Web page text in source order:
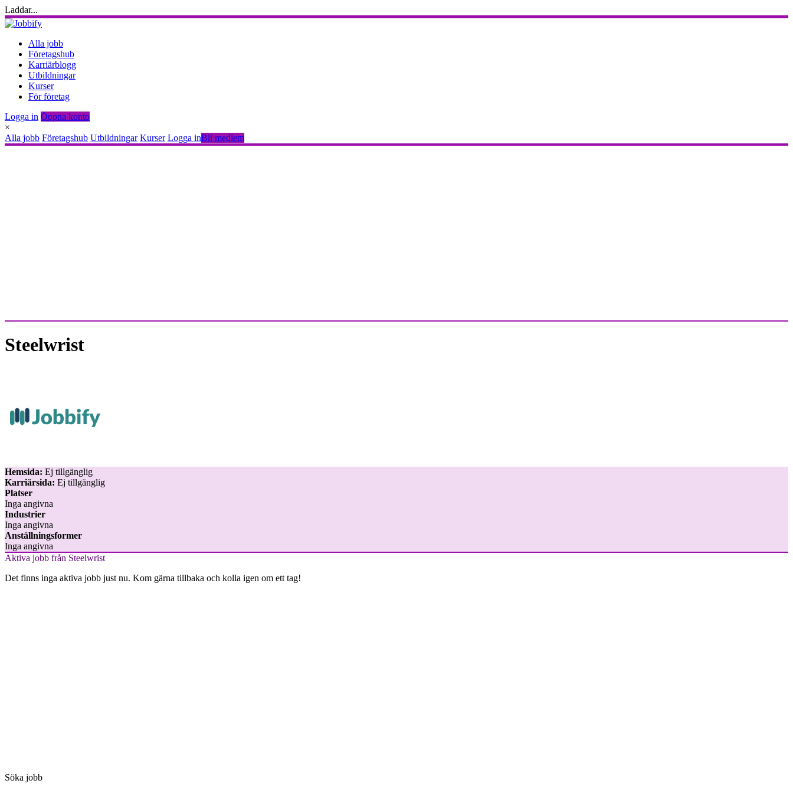
Laddar...
Alla jobb
Företagshub
Karriärblogg
Utbildningar
Kurser
För företag
Logga in Öppna konto
×
Alla jobb Företagshub Utbildningar Kurser Logga inBli medlem
Steelwrist
Hemsida: Ej tillgänglig
Karriärsida: Ej tillgänglig
Platser
Inga angivna
Industrier
Inga angivna
Anställningsformer
Inga angivna
Aktiva jobb från Steelwrist
Det finns inga aktiva jobb just nu. Kom gärna tillbaka och kolla igen om ett tag!
Söka jobb